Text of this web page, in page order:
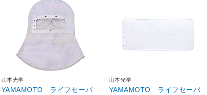
山本光学
YAMAMOTO ライフセーバ
山本光学
YAMAMOTO ライフセーバ